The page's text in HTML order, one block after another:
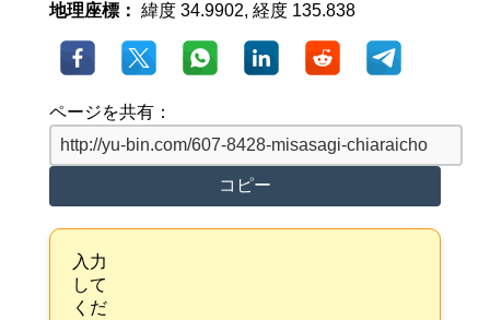
地理座標： 緯度 34.9902, 経度 135.838
ページを共有：
コピー
入力
して
くだ